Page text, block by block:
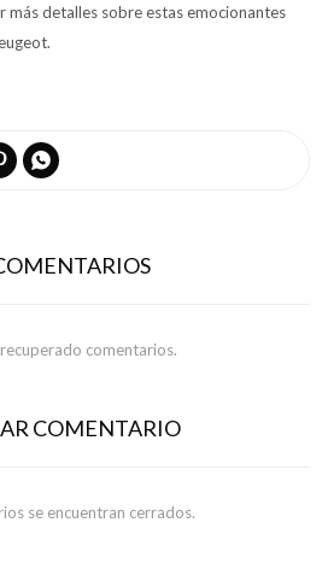
detalles sobre estas emocionantes

comentarios.
COMENTARIO
se encuentran cerrados.